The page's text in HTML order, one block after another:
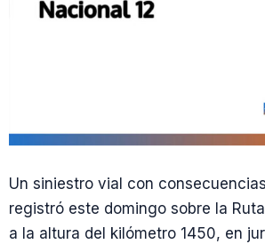
Un siniestro vial con
registró este domingo sobre la
a la altura del kilómetro 1450, en